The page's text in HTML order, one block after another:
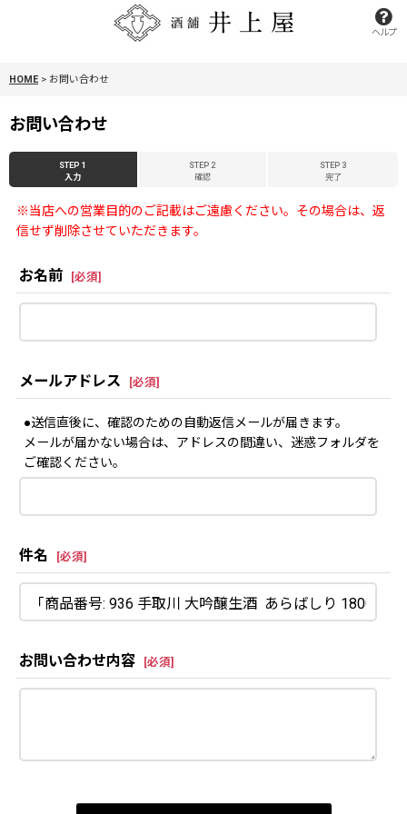
ヘルプ
HOME > お問い合わせ
お問い合わせ
STEP 1
入力
STEP 2
確認
STEP 3
完了
※当店への営業目的のご記載はご遠慮ください。その場合は、返
信せず削除させていただきます。
お名前 [必須]
メールアドレス [必須]
●送信直後に、確認のための自動返信メールが届きます。
メールが届かない場合は、アドレスの間違い、迷惑フォルダを
ご確認ください。
件名 [必須]
お問い合わせ内容 [必須]